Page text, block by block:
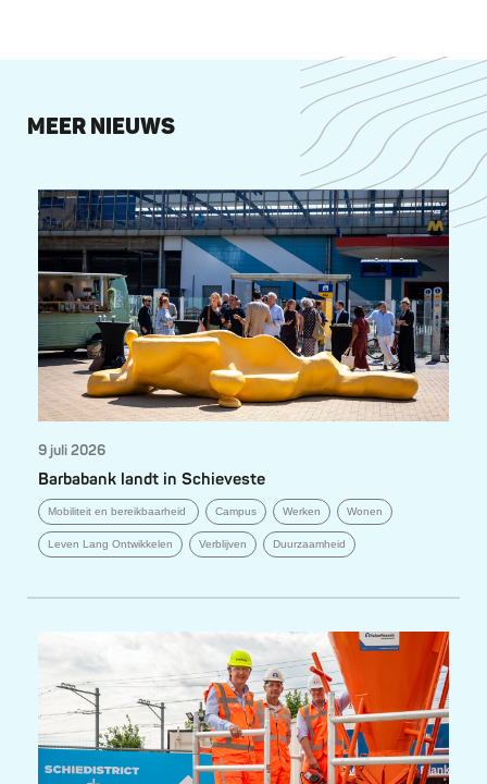
MEER NIEUWS
9 juli 2026
Barbabank landt in Schieveste
Mobiliteit en bereikbaarheid Campus Werken Wonen
Leven Lang Ontwikkelen Verblijven Duurzaamheid